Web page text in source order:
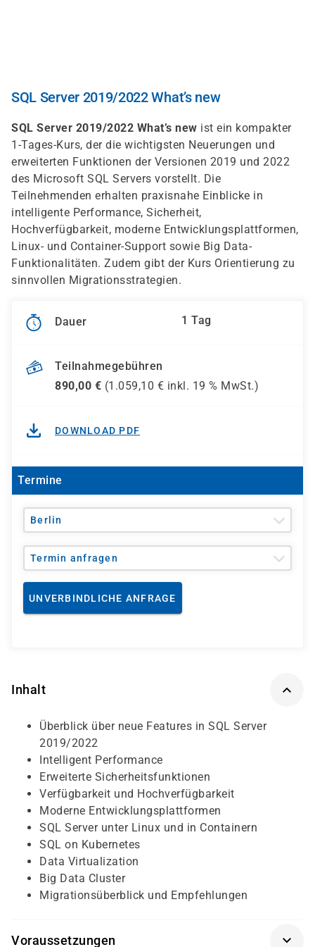
SQL Server 2019/2022 What’s new
SQL Server 2019/2022 What’s new ist ein kompakter
1-Tages-Kurs, der die wichtigsten Neuerungen und
erweiterten Funktionen der Versionen 2019 und 2022
des Microsoft SQL Servers vorstellt. Die
Teilnehmenden erhalten praxisnahe Einblicke in
intelligente Performance, Sicherheit,
Hochverfügbarkeit, moderne Entwicklungsplattformen,
Linux- und Container-Support sowie Big Data-
Funktionalitäten. Zudem gibt der Kurs Orientierung zu
sinnvollen Migrationsstrategien.
Dauer 1 Tag
Teilnahmegebühren
890,00 € (1.059,10 € inkl. 19 % MwSt.)
DOWNLOAD PDF
Termine
Berlin
Termin anfragen
UNVERBINDLICHE ANFRAGE
Inhalt
Überblick über neue Features in SQL Server
2019/2022
Intelligent Performance
Erweiterte Sicherheitsfunktionen
Verfügbarkeit und Hochverfügbarkeit
Moderne Entwicklungsplattformen
SQL Server unter Linux und in Containern
SQL on Kubernetes
Data Virtualization
Big Data Cluster
Migrationsüberblick und Empfehlungen
Voraussetzungen